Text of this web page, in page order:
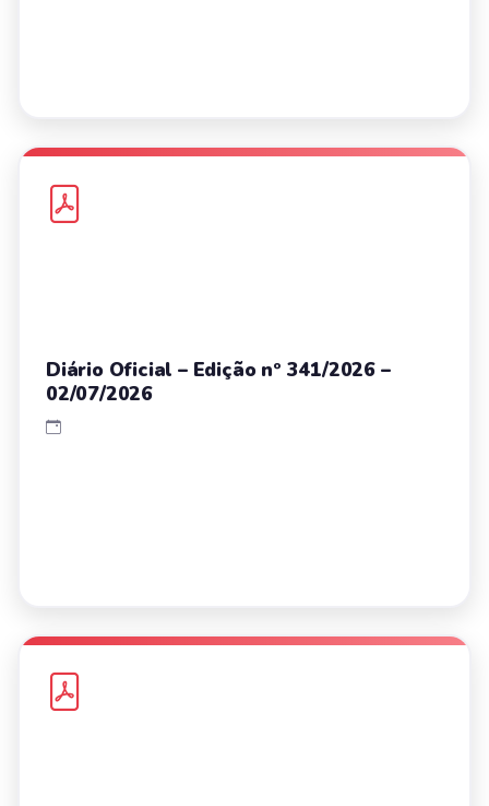
Diário Oficial – Edição nº 341/2026 –
02/07/2026